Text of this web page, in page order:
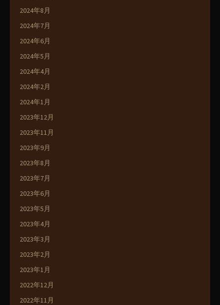
2024年8月
2024年7月
2024年6月
2024年5月
2024年4月
2024年2月
2024年1月
2023年12月
2023年11月
2023年9月
2023年8月
2023年7月
2023年6月
2023年5月
2023年4月
2023年3月
2023年2月
2023年1月
2022年12月
2022年11月